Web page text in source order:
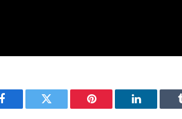
Facebook Twitter Pinterest LinkedIn